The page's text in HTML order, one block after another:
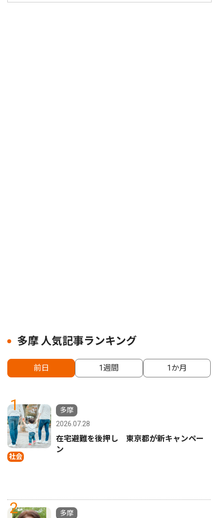
多摩 人気記事ランキング
前日 1週間 1か月
1
社会
多摩
2026.07.28
在宅避難を後押し 東京都が新キャンペー
ン
2
多摩